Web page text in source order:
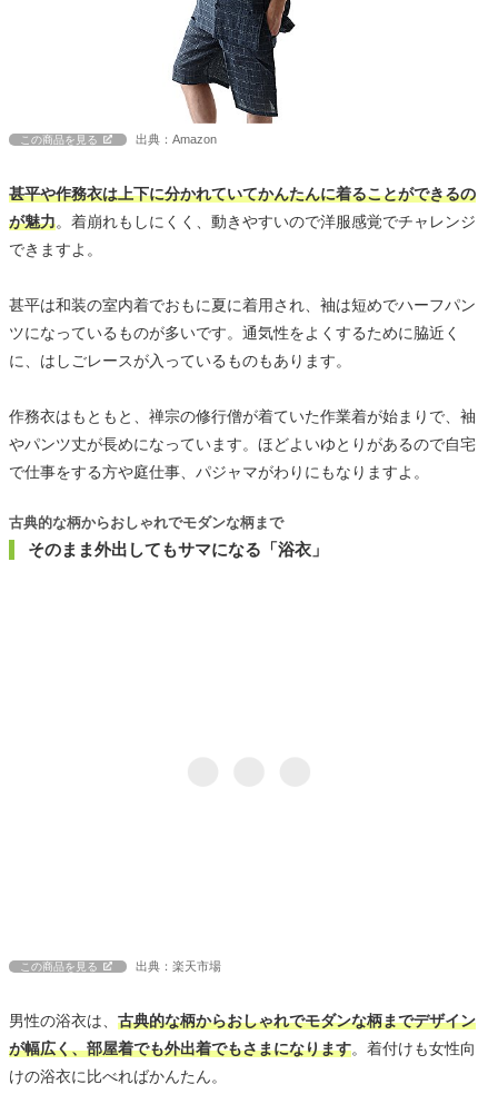
この商品を見る 出典：Amazon
甚平や作務衣は上下に分かれていてかんたんに着ることができるの
が魅力。着崩れもしにくく、動きやすいので洋服感覚でチャレンジ
できますよ。
甚平は和装の室内着でおもに夏に着用され、袖は短めでハーフパン
ツになっているものが多いです。通気性をよくするために脇近く
に、はしごレースが入っているものもあります。
作務衣はもともと、禅宗の修行僧が着ていた作業着が始まりで、袖
やパンツ丈が長めになっています。ほどよいゆとりがあるので自宅
で仕事をする方や庭仕事、パジャマがわりにもなりますよ。
そのまま外出してもサマになる「浴衣」
古典的な柄からおしゃれでモダンな柄まで
この商品を見る 出典：楽天市場
男性の浴衣は、 古典的な柄からおしゃれでモダンな柄までデザイン
が幅広く、部屋着でも外出着でもさまになります。着付けも女性向
けの浴衣に比べればかんたん。